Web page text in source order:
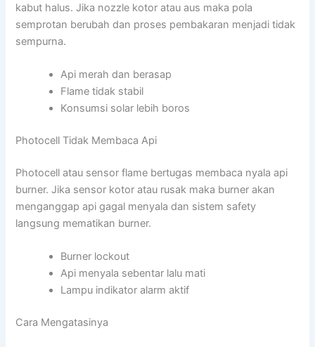
kabut halus. Jika nozzle kotor atau aus maka pola
semprotan berubah dan proses pembakaran menjadi tidak
sempurna.
Api merah dan berasap
Flame tidak stabil
Konsumsi solar lebih boros
Photocell Tidak Membaca Api
Photocell atau sensor flame bertugas membaca nyala api
burner. Jika sensor kotor atau rusak maka burner akan
menganggap api gagal menyala dan sistem safety
langsung mematikan burner.
Burner lockout
Api menyala sebentar lalu mati
Lampu indikator alarm aktif
Cara Mengatasinya